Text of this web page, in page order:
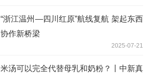
“浙江温州—四川红原”航线复航 架起东西
协作新桥梁
2025-07-21
米汤可以完全代替母乳和奶粉？丨中新真